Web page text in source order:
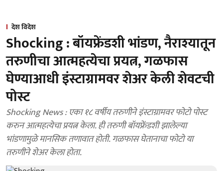
देश विदेश
Shocking : बॉयफ्रेंडशी भांडण, नैराश्यातून
तरुणीचा आत्महत्येचा प्रयत्न, गळफास
घेण्याआधी इंस्टाग्रामवर शेअर केली शेवटची
पोस्ट
Shocking News : एका १८ वर्षीय तरुणीने इंस्टाग्रामवर फोटो पोस्ट
करुन आत्महत्येचा प्रयत्न केला. ही तरुणी बॉयफ्रेंडशी झालेल्या
भांडणामुळे मानसिक तणावात होती. गळफास घेतानाचा फोटो या
तरुणीने शेअर केला होता.